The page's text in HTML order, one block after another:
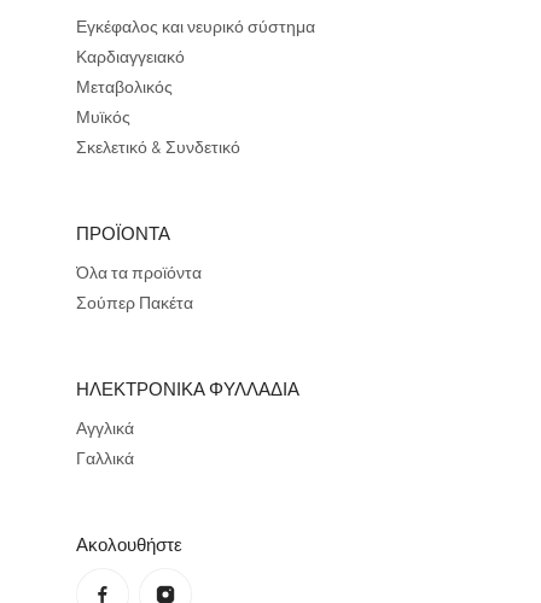
Εγκέφαλος και νευρικό σύστημα
Καρδιαγγειακό
Μεταβολικός
Μυϊκός
Σκελετικό & Συνδετικό
ΠΡΟΪΟΝΤΑ
Όλα τα προϊόντα
Σούπερ Πακέτα
ΗΛΕΚΤΡΟΝΙΚΑ ΦΥΛΛΑΔΙΑ
Αγγλικά
Γαλλικά
Ακολουθήστε
Πολιτική απορρήτου
Πολιτική επιστροφής χρημάτων